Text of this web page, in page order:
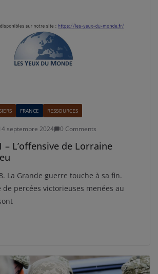
FRANCE RESSOURCES
septembre 2024 0 Comments
– L’offensive de Lorraine
La Grande guerre touche à sa fin.
percées victorieuses menées au